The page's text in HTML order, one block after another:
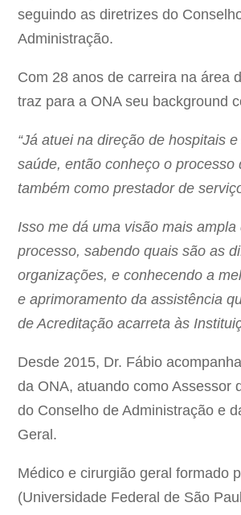
seguindo as diretrizes do
Administração.
Com 28 anos de carreira na área
traz para a ONA seu background
“Já atuei na direção de hospitais
saúde, então conheço o processo
também como prestador de
Isso me dá uma visão mais ampla
processo, sabendo quais são as
organizações, e conhecendo a
e aprimoramento da assistência
de Acreditação acarreta às
Desde 2015, Dr. Fábio
da ONA, atuando como Assessor
do Conselho de Administração e
Geral.
Médico e cirurgião geral formado
(Universidade Federal de São